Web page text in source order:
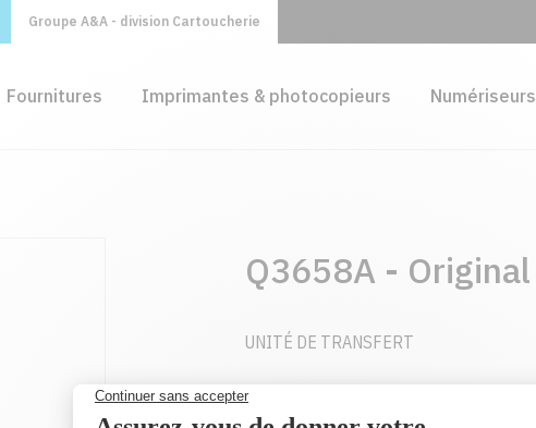
Groupe A&A - division Cartoucherie
Fournitures Imprimantes & photocopieurs Numériseurs
Q3658A - Original
UNITÉ DE TRANSFERT
249,99 $